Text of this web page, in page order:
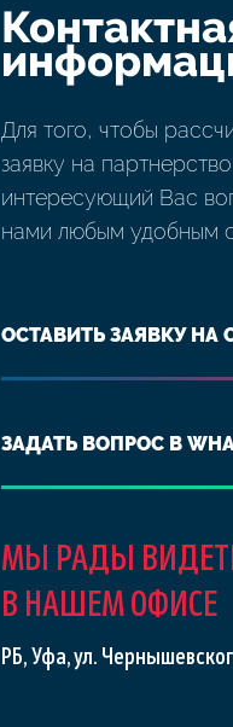
Для того, чтобы
заявку на
интересующий Вас
нами любым удобным
ОСТАВИТЬ ЗАЯВКУ НА
ЗАДАТЬ ВОПРОС В
МЫ РАДЫ
В НАШЕМ ОФИСЕ
РБ, Уфа, ул.